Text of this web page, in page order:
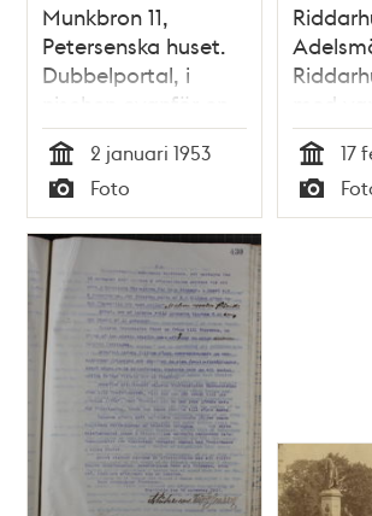
Munkbron 11,
Petersenska huset.
Dubbelportal, i
nischen ovanför en
skulptur av
gudinnan Minerva
samt byggherrens
vapen. Huset
uppfördes 1645-49,
av arkitekt Ch. J.
Döteber
Tid
2 januari 1953
Typ
Foto
med
på
Tid
17
Typ